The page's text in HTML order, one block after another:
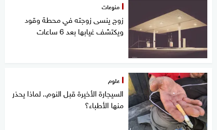
منوعات
زوج ينسى زوجته في محطة وقود
ويكتشف غيابها بعد 6 ساعات
علوم
السيجارة الأخيرة قبل النوم.. لماذا يحذر
منها الأطباء؟